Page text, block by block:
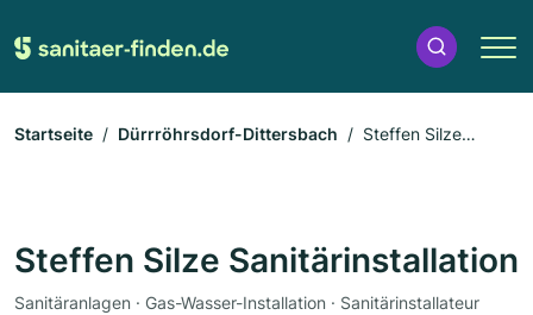
Startseite Dürrröhrsdorf-Dittersbach
Steffen Silze
Steffen Silze Sanitärinstallation
Sanitäranlagen · Gas-Wasser-Installation · Sanitärinstallateur